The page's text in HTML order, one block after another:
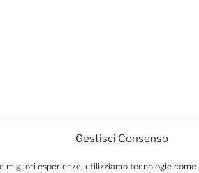
Gestisci Consenso
migliori esperienze, utilizziamo tecnologie come